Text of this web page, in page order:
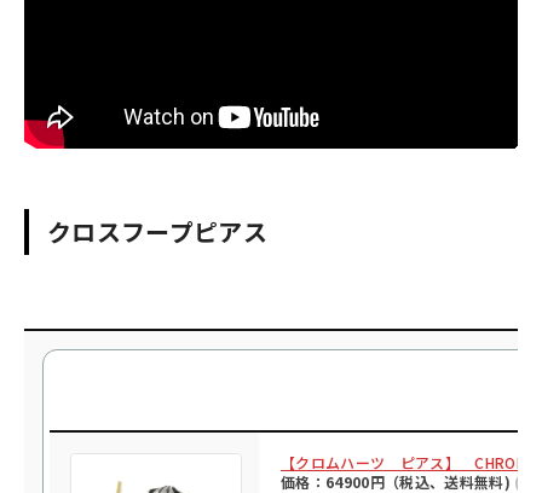
クロスフープピアス
【クロムハーツ ピアス】
価格：64900円（税込、送料無料)